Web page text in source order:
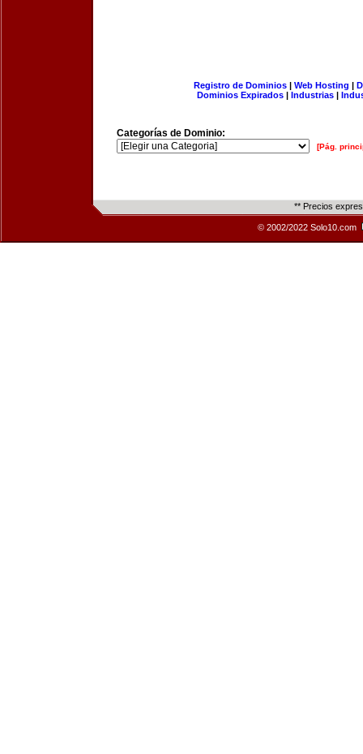
Registro de Dominios| Web Hosting |
Dominios Expirados | Industrias |
Categorías de Dominio:
[Pág.
** Precios
© 2002/2022 Solo10.com